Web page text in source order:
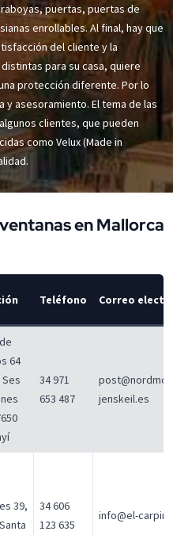
puertas, puertas de
enrollables. Al final, hay que
del cliente y la
para su casa, quiere
protección diferente. Por lo
asesoramiento. El tema de las
clientes, que pueden
como Velux (Made in
en Mallorca
Teléfono Correo
64
Ses
34 971
653 487
jenskeil.es
39,
34 606
123 635
info@el-